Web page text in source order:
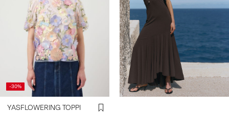
-30%
YASFLOWERING TOPPI